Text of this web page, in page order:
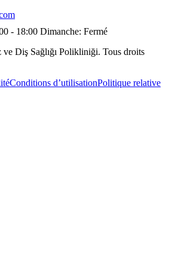
- 18:00 Dimanche: Fermé
ve Diş Sağlığı Polikliniği. Tous droits
Conditions d’utilisationPolitique relative